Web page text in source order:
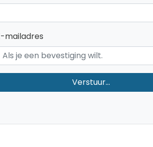
mailadres
Verstuur...